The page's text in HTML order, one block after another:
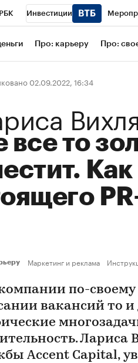
Инвестиции
РБК РБК Образование
валюты
Про: карьеру Про:
02.09.2022, 16:34
все то
Маркетинг и реклама
по-
вакансий то и
Лариса
Accent Capital,